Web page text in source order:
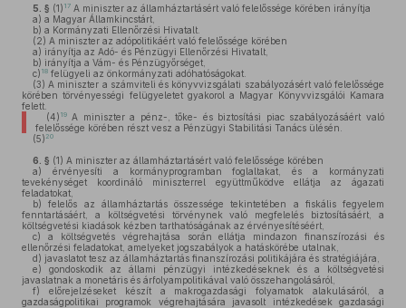
5. § (1) 17 A miniszter az államháztartásért való felelőssége körében irányítja
a) a Magyar Államkincstárt,
b) a Kormányzati Ellenőrzési Hivatalt.
(2) A miniszter az adópolitikáért való felelőssége körében
a) irányítja az Adó- és Pénzügyi Ellenőrzési Hivatalt,
b) irányítja a Vám- és Pénzügyőrséget,
c) 18 felügyeli az önkormányzati adóhatóságokat.
(3) A miniszter a számviteli és könyvvizsgálati szabályozásért való felelőssége
körében törvényességi felügyeletet gyakorol a Magyar Könyvvizsgálói Kamara
felett.
(4) 19A miniszter a pénz-, tőke- és biztosítási piac szabályozásáért való
felelőssége körében részt vesz a Pénzügyi Stabilitási Tanács ülésén.
(5) 20
6. § (1) A miniszter az államháztartásért való felelőssége körében
a) érvényesíti a kormányprogramban foglaltakat, és a kormányzati
tevekénységet koordináló miniszterrel együttműködve ellátja az ágazati
feladatokat,
b) felelős az államháztartás összessége tekintetében a fiskális fegyelem
fenntartásáért, a költségvetési törvénynek való megfelelés biztosításáért, a
költségvetési kiadások kézben tarthatóságának az érvényesítéséért,
c) a költségvetés végrehajtása során ellátja mindazon finanszírozási és
ellenőrzési feladatokat, amelyeket jogszabályok a hatáskörébe utalnak,
d) javaslatot tesz az államháztartás finanszírozási politikájára és stratégiájára,
e) gondoskodik az állami pénzügyi intézkedéseknek és a költségvetési
javaslatnak a monetáris és árfolyampolitikával való összehangolásáról,
f) előrejelzéseket készít a makrogazdasági folyamatok alakulásáról, a
gazdaságpolitikai programok végrehajtására javasolt intézkedések gazdasági